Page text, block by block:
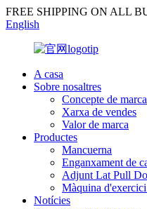
FREE SHIPPING ON ALL
English
A casa
Sobre nosaltres
Concepte de marca
Xarxa de vendes
Valor de marca
Productes
Mancuerna
Enganxament de
Adjunt Lat Pull
Màquina d'exercici
Notícies